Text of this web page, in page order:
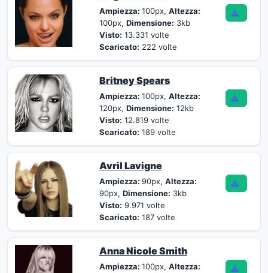
Ampiezza: 100px, Altezza:
100px, Dimensione: 3kb
Visto: 13.331 volte
Scaricato: 222 volte
Britney Spears
Ampiezza: 100px, Altezza:
120px, Dimensione: 12kb
Visto: 12.819 volte
Scaricato: 189 volte
Avril Lavigne
Ampiezza: 90px, Altezza:
90px, Dimensione: 3kb
Visto: 9.971 volte
Scaricato: 187 volte
Anna Nicole Smith
Ampiezza: 100px, Altezza: